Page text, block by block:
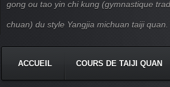
gong ou tao yin chi kung (gymnastique
chuan) du style Yangjia michuan taiji quan.
ACCUEIL COURS DE TAIJI QUAN